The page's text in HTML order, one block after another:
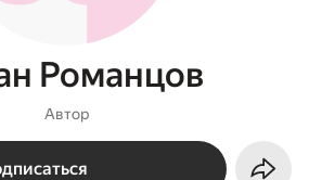
Романцов
Автор